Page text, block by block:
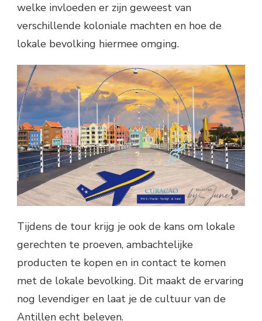
welke invloeden er zijn geweest van
verschillende koloniale machten en hoe de
lokale bevolking hiermee omging.
Tijdens de tour krijg je ook de kans om lokale
gerechten te proeven, ambachtelijke
producten te kopen en in contact te komen
met de lokale bevolking. Dit maakt de ervaring
nog levendiger en laat je de cultuur van de
Antillen echt beleven.